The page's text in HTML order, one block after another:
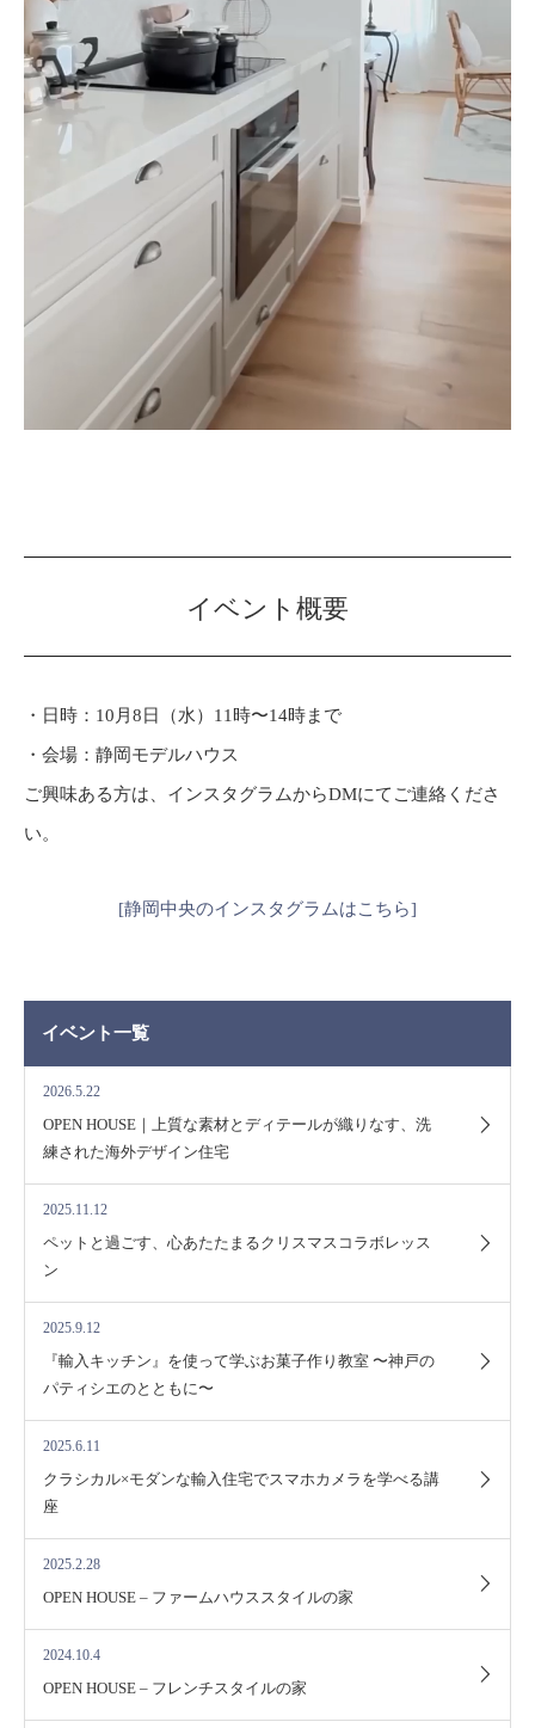
イベント概要
・日時：10月8日（水）11時〜14時まで
・会場：静岡モデルハウス
ご興味ある方は、インスタグラムからDMにてご連絡くださ
い。
[静岡中央のインスタグラムはこちら]
イベント一覧
2026.5.22
OPEN HOUSE｜上質な素材とディテールが織りなす、洗
練された海外デザイン住宅
2025.11.12
ペットと過ごす、心あたたまるクリスマスコラボレッス
ン
2025.9.12
『輸入キッチン』を使って学ぶお菓子作り教室 〜神戸の
パティシエのとともに〜
2025.6.11
クラシカル×モダンな輸入住宅でスマホカメラを学べる講
座
2025.2.28
OPEN HOUSE – ファームハウススタイルの家
2024.10.4
OPEN HOUSE – フレンチスタイルの家